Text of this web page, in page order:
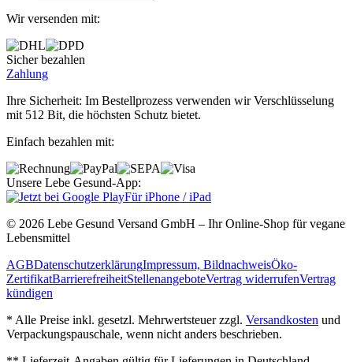
Wir versenden mit:
Sicher bezahlen
Zahlung
Ihre Sicherheit: Im Bestellprozess verwenden wir Verschlüsselung
mit 512 Bit, die höchsten Schutz bietet.
Einfach bezahlen mit:
Unsere Lebe Gesund-App:
Für iPhone / iPad
© 2026 Lebe Gesund Versand GmbH – Ihr Online‐Shop für vegane
Lebensmittel
AGBDatenschutzerklärungImpressum, BildnachweisÖko‐
ZertifikatBarrierefreiheitStellenangeboteVertrag widerrufenVertrag
kündigen
* Alle Preise inkl. gesetzl. Mehrwertsteuer zzgl. Versandkosten und
Verpackungspauschale, wenn nicht anders beschrieben.